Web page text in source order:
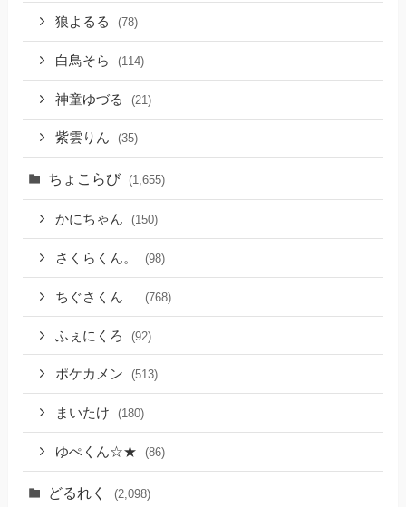
狼よるる (78)
白鳥そら (114)
神童ゆづる (21)
紫雲りん (35)
ちょこらび (1,655)
かにちゃん (150)
さくらくん。 (98)
ちぐさくん (768)
ふぇにくろ (92)
ポケカメン (513)
まいたけ (180)
ゆぺくん☆★ (86)
どるれく (2,098)